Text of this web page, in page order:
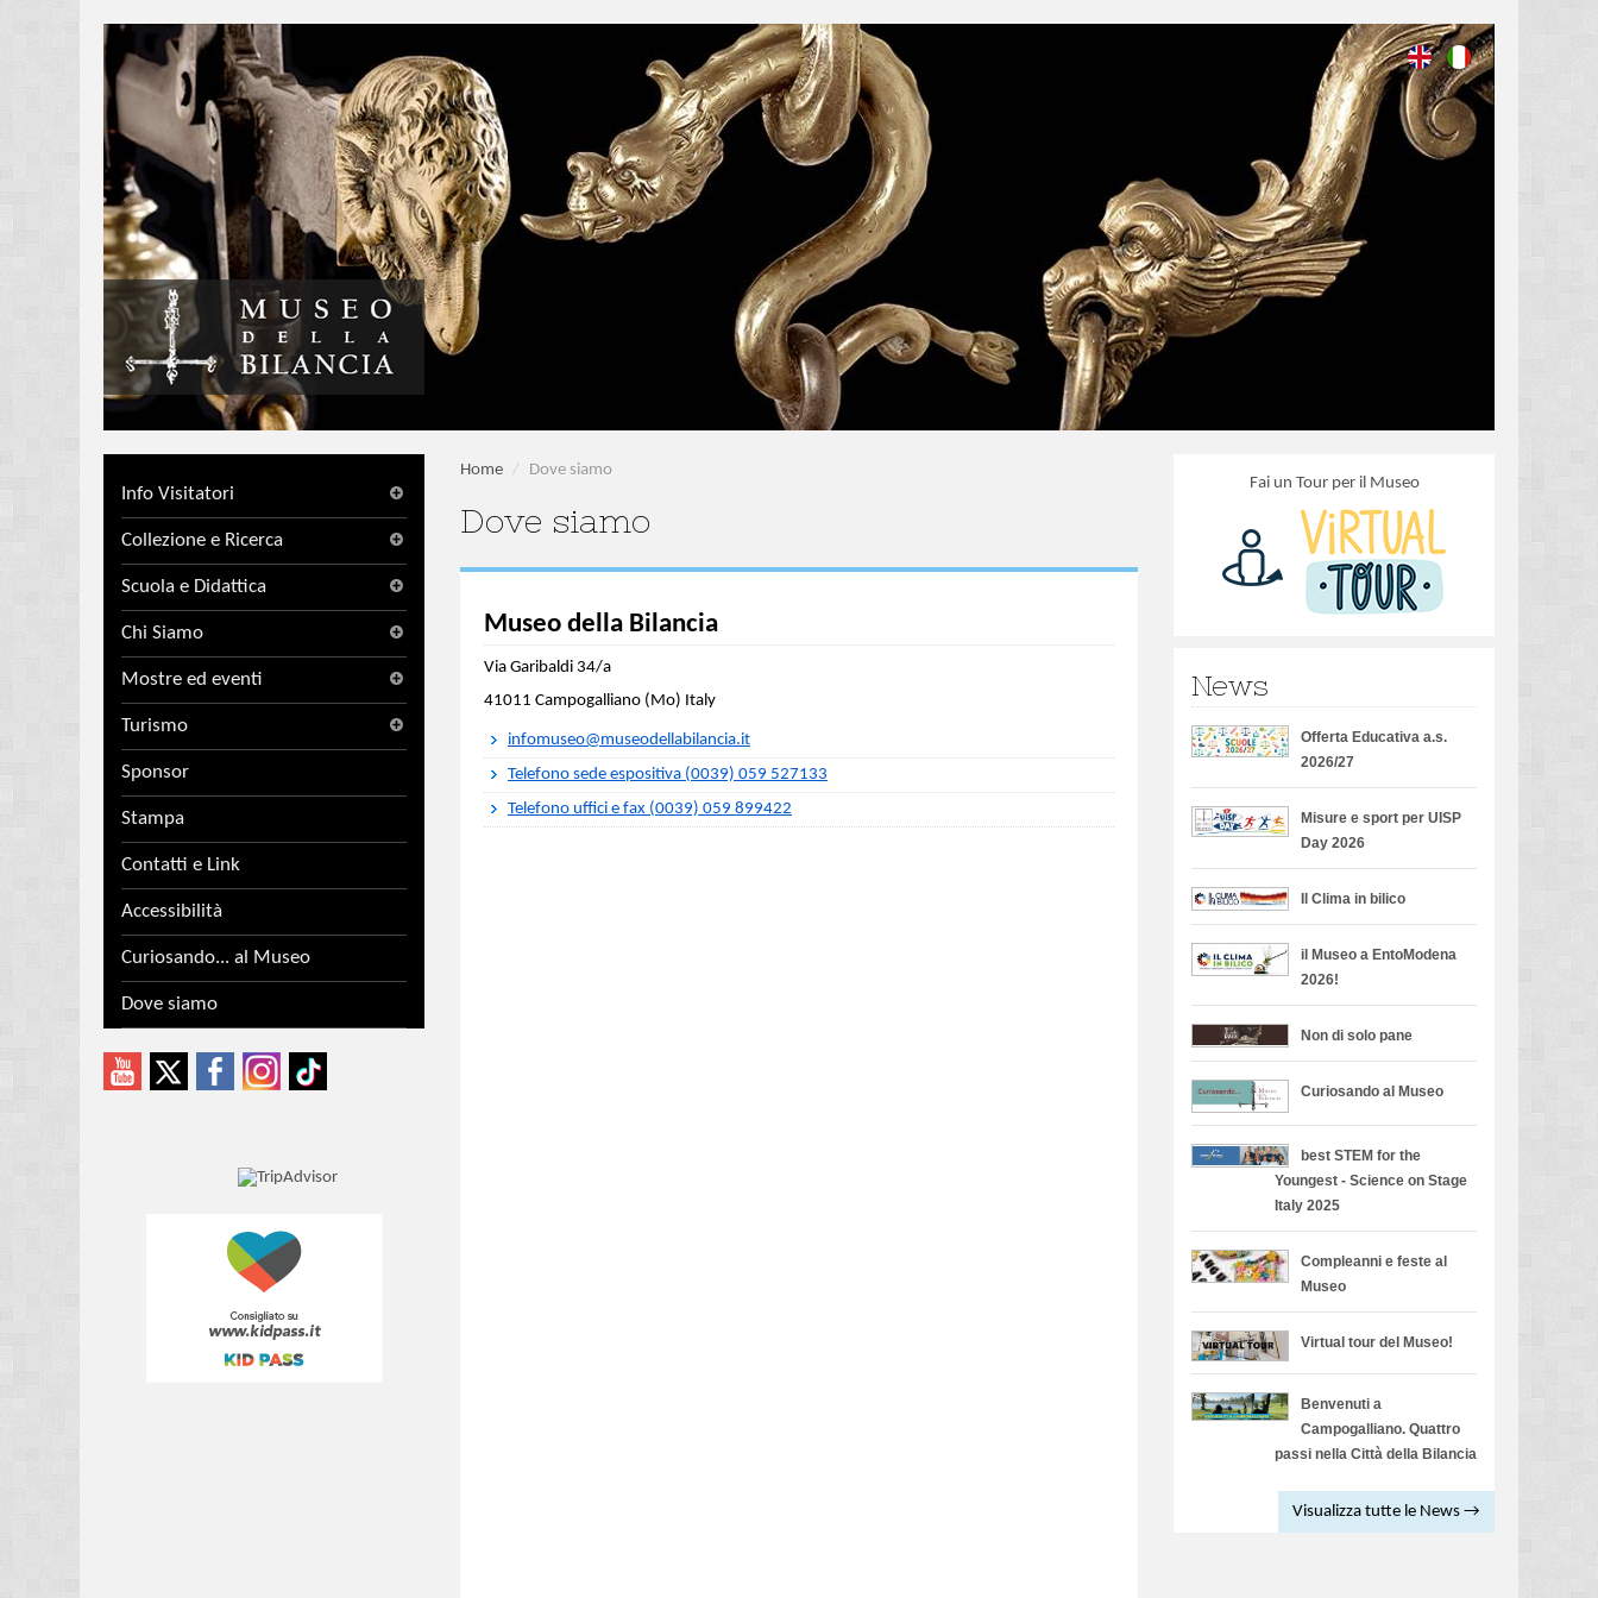
Info Visitatori
Collezione e Ricerca
Scuola e Didattica
Chi Siamo
Mostre ed eventi
Turismo
Sponsor
Stampa
Contatti e Link
Accessibilità
Curiosando... al Museo
Dove siamo
Home / Dove siamo
Dove siamo
Museo della Bilancia
Via Garibaldi 34/a
41011 Campogalliano (Mo) Italy
infomuseo@museodellabilancia.it
Telefono sede espositiva (0039) 059 527133
Telefono uffici e fax (0039) 059 899422
Fai un Tour per il Museo
News
Offerta Educativa a.s.
2026/27
Misure e sport per UISP
Day 2026
Il Clima in bilico
il Museo a EntoModena
2026!
Non di solo pane
Curiosando al Museo
best STEM for the
Youngest - Science on Stage
Italy 2025
Compleanni e feste al
Museo
Virtual tour del Museo!
Benvenuti a
Campogalliano. Quattro
passi nella Città della Bilancia
Visualizza tutte le News →